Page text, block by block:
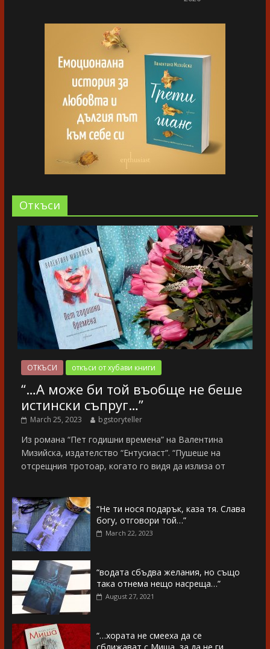
Oткъси
ОТКЪСИ откъси от хубави книги
“…А може би той въобще не беше
истински съпруг…”
March 25, 2023 bgstoryteller
Из романа “Пет годишни времена” на Валентина
Мизийска, издателство “Ентусиаст”. “Пушеше на
отсрещния тротоар, когато го видя да излиза от
“Не ти нося подарък, каза тя. Слава
богу, отговори той…”
March 22, 2023
“водата сбъдва желания, но също
така отнема нещо насреща…”
August 27, 2021
“…хората не смееха да се